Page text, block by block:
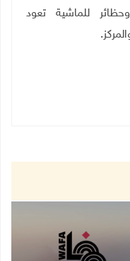
للماشية تعود
.